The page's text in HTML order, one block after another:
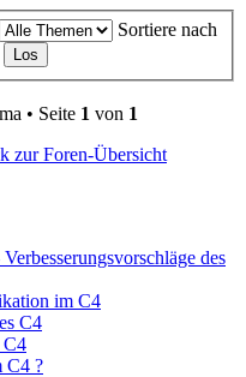
Sortiere nach
• Seite 1 von 1
zur Foren-Übersicht
des
im C4
C4
C4
C4 ?